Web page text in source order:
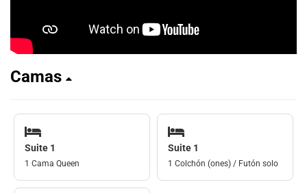
Camas
Suite 1
1 Cama Queen
Suite 1
1 Colchón (ones) / Futón solo